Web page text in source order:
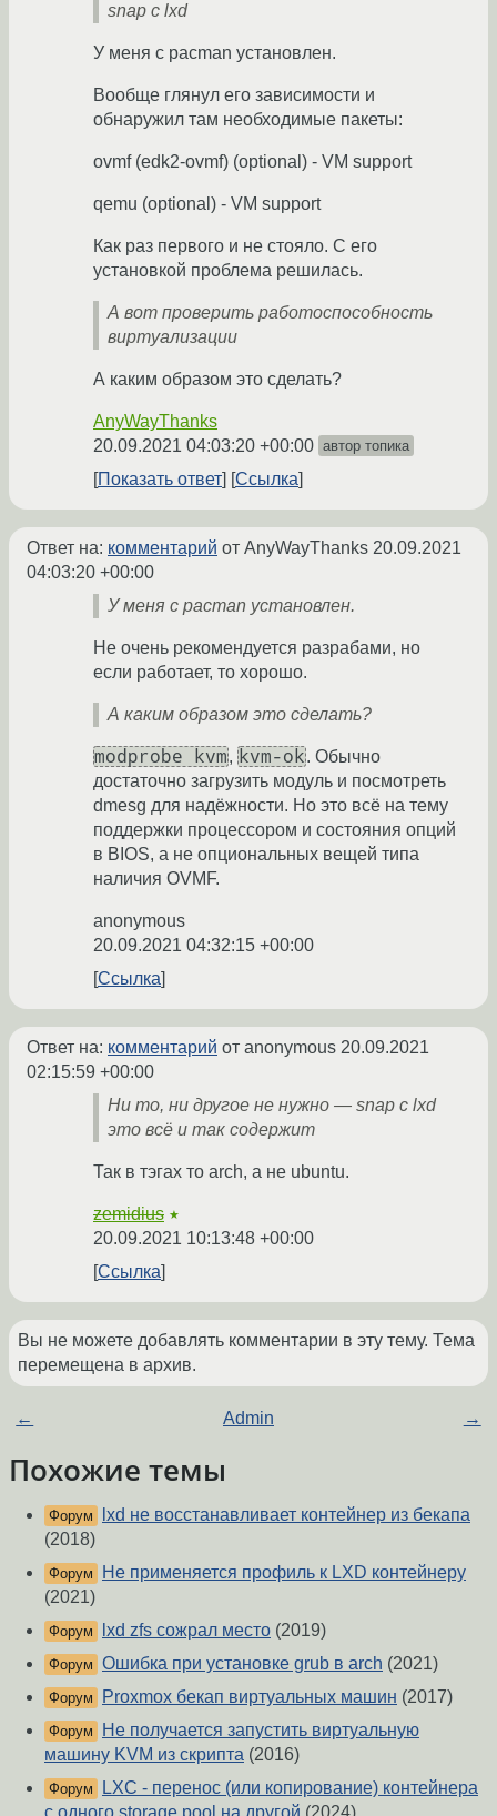
snap с lxd
У меня с pacman установлен.
Вообще глянул его зависимости и
обнаружил там необходимые пакеты:
ovmf (edk2-ovmf) (optional) - VM support
qemu (optional) - VM support
Как раз первого и не стояло. С его
установкой проблема решилась.
А вот проверить работоспособность
виртуализации
А каким образом это сделать?
AnyWayThanks
20.09.2021 04:03:20 +00:00 автор топика
Показать ответ Ссылка
Ответ на: комментарий от AnyWayThanks 20.09.2021
04:03:20 +00:00
У меня с pacman установлен.
Не очень рекомендуется разрабами, но
если работает, то хорошо.
А каким образом это сделать?
modprobe kvm, kvm-ok. Обычно
достаточно загрузить модуль и посмотреть
dmesg для надёжности. Но это всё на тему
поддержки процессором и состояния опций
в BIOS, а не опциональных вещей типа
наличия OVMF.
anonymous
20.09.2021 04:32:15 +00:00
Ссылка
Ответ на: комментарий от anonymous 20.09.2021
02:15:59 +00:00
Ни то, ни другое не нужно — snap с lxd
это всё и так содержит
Так в тэгах то arch, а не ubuntu.
zemidius ★
20.09.2021 10:13:48 +00:00
Ссылка
Вы не можете добавлять комментарии в эту тему. Тема
перемещена в архив.
← Admin →
Похожие темы
Форум
lxd не восстанавливает контейнер из бекапа
(2018)
Форум
Не применяется профиль к LXD контейнеру
(2021)
Форум lxd zfs сожрал место (2019)
Форум Ошибка при установке grub в arch (2021)
Форум Proxmox бекап виртуальных машин (2017)
Форум
Не получается запустить виртуальную
машину KVM из скрипта (2016)
Форум
LXC - перенос (или копирование) контейнера
с одного storage pool на другой (2024)